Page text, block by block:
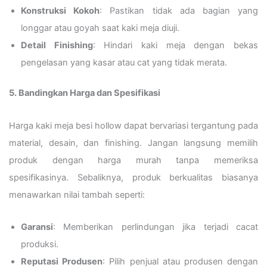
Konstruksi Kokoh: Pastikan tidak ada bagian yang
longgar atau goyah saat kaki meja diuji.
Detail Finishing: Hindari kaki meja dengan bekas
pengelasan yang kasar atau cat yang tidak merata.
5. Bandingkan Harga dan Spesifikasi
Harga kaki meja besi hollow dapat bervariasi tergantung pada
material, desain, dan finishing. Jangan langsung memilih
produk dengan harga murah tanpa memeriksa
spesifikasinya. Sebaliknya, produk berkualitas biasanya
menawarkan nilai tambah seperti:
Garansi: Memberikan perlindungan jika terjadi cacat
produksi.
Reputasi Produsen: Pilih penjual atau produsen dengan